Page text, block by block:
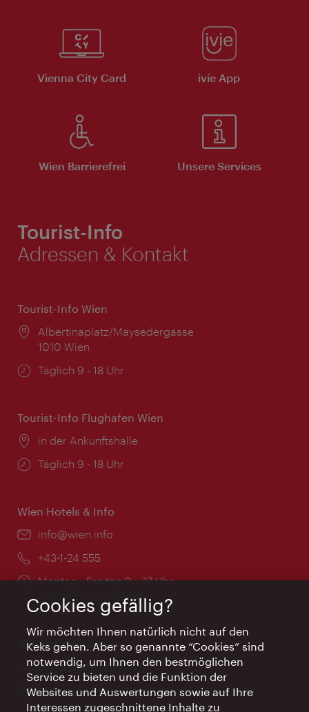
Vienna City Card ivie App
Wien Barrierefrei Unsere Services
Tourist-Info
Adressen & Kontakt
Tourist-Info Wien
Ort:
Albertinaplatz/Maysedergasse
1010 Wien
Öffnungszeiten:
Täglich 9 - 18 Uhr
Tourist-Info Flughafen Wien
Ort:
in der Ankunftshalle
Öffnungszeiten:
Täglich 9 - 18 Uhr
Wien Hotels & Info
Email:
info@wien.info
Telefon:
+43-1-24 555
Öffnungszeiten:
Montag - Freitag 9 – 17 Uhr
Feiertags geschlossen
AI Concierge Wien
Ort:
concierge.wien.info
Öffnungszeiten:
Informationen rund um die Uhr
Cookies gefällig?
Wir möchten Ihnen natürlich nicht auf den
Keks gehen. Aber so genannte “Cookies” sind
notwendig, um Ihnen den bestmöglichen
Service zu bieten und die Funktion der
Websites und Auswertungen sowie auf Ihre
Interessen zugeschnittene Inhalte zu